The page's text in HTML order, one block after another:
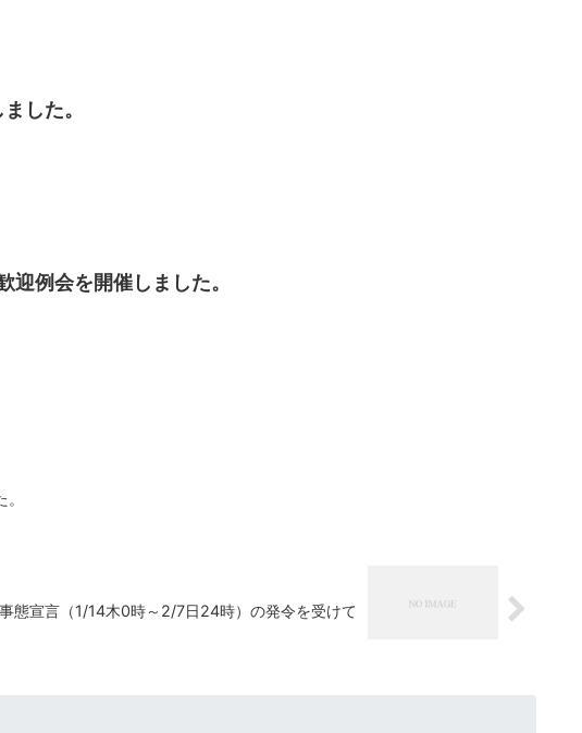
した。
迎例会を開催しました。
態宣言（1/14木0時～2/7日24時）の発令を受けて